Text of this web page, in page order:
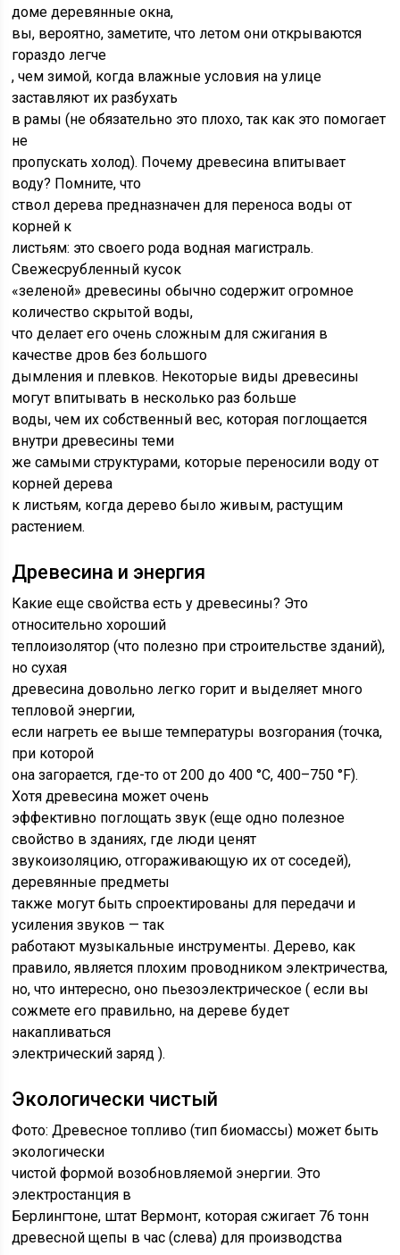
доме деревянные окна,
вы, вероятно, заметите, что летом они открываются
гораздо легче
, чем зимой, когда влажные условия на улице
заставляют их разбухать
в рамы (не обязательно это плохо, так как это помогает
не
пропускать холод). Почему древесина впитывает
воду? Помните, что
ствол дерева предназначен для переноса воды от
корней к
листьям: это своего рода водная магистраль.
Свежесрубленный кусок
«зеленой» древесины обычно содержит огромное
количество скрытой воды,
что делает его очень сложным для сжигания в
качестве дров без большого
дымления и плевков. Некоторые виды древесины
могут впитывать в несколько раз больше
воды, чем их собственный вес, которая поглощается
внутри древесины теми
же самыми структурами, которые переносили воду от
корней дерева
к листьям, когда дерево было живым, растущим
растением.
Древесина и энергия
Какие еще свойства есть у древесины? Это
относительно хороший
теплоизолятор (что полезно при строительстве зданий),
но сухая
древесина довольно легко горит и выделяет много
тепловой энергии,
если нагреть ее выше температуры возгорания (точка,
при которой
она загорается, где-то от 200 до 400 °C, 400–750 °F).
Хотя древесина может очень
эффективно поглощать звук (еще одно полезное
свойство в зданиях, где люди ценят
звукоизоляцию, отгораживающую их от соседей),
деревянные предметы
также могут быть спроектированы для передачи и
усиления звуков — так
работают музыкальные инструменты. Дерево, как
правило, является плохим проводником электричества,
но, что интересно, оно пьезоэлектрическое (если вы
сожмете его правильно, на дереве будет
накапливаться
электрический заряд ).
Экологически чистый
Фото: Древесное топливо (тип биомассы) может быть
экологически
чистой формой возобновляемой энергии. Это
электростанция в
Берлингтоне, штат Вермонт, которая сжигает 76 тонн
древесной щепы в час (слева) для производства